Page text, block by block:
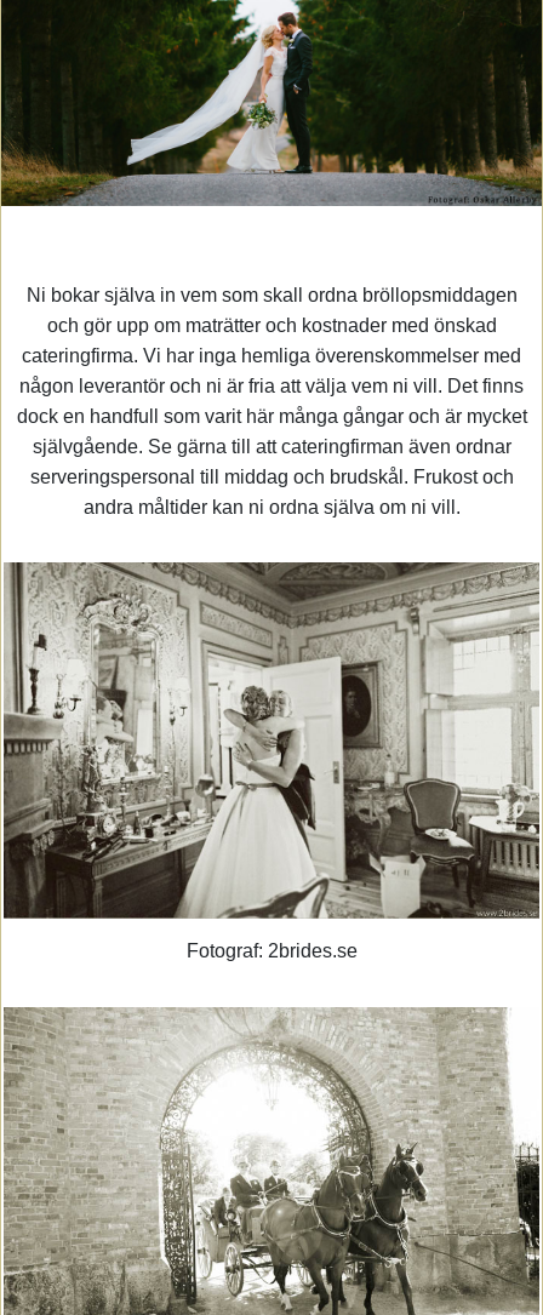
Ni bokar själva in vem som skall ordna bröllopsmiddagen
och gör upp om maträtter och kostnader med önskad
cateringfirma. Vi har inga hemliga överenskommelser med
någon leverantör och ni är fria att välja vem ni vill. Det finns
dock en handfull som varit här många gångar och är mycket
självgående. Se gärna till att cateringfirman även ordnar
serveringspersonal till middag och brudskål. Frukost och
andra måltider kan ni ordna själva om ni vill.
Fotograf: 2brides.se